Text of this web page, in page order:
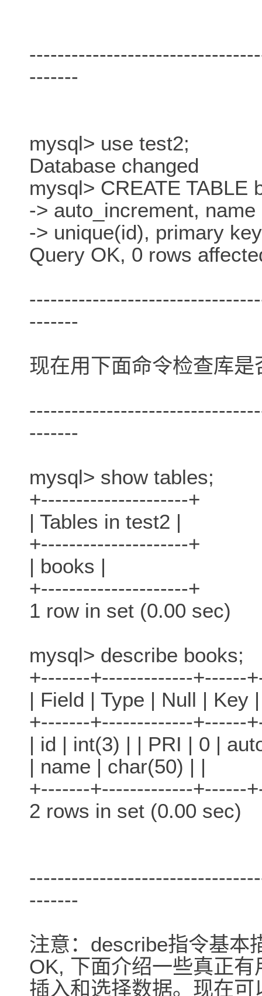
-------
mysql> use test2;
Database changed
mysql> CREATE TABLE
-> auto_increment,
-> unique(id), primary
Query OK, 0 rows
-------
现在用下面命令检查库是
-------
mysql> show tables;
+---------------------+
| Tables in test2 |
+---------------------+
| books |
+---------------------+
1 row in set (0.00 sec)
mysql> describe books;
+-------+-------------+------
| Field | Type | Null | Key
+-------+-------------+------
| id | int(3) | | PRI | 0 |
| name | char(50) | |
+-------+-------------+------
2 rows in set (0.00 sec)
-------
注意：describe指令基本
OK, 下面介绍一些真正
插入和选择数据。现在